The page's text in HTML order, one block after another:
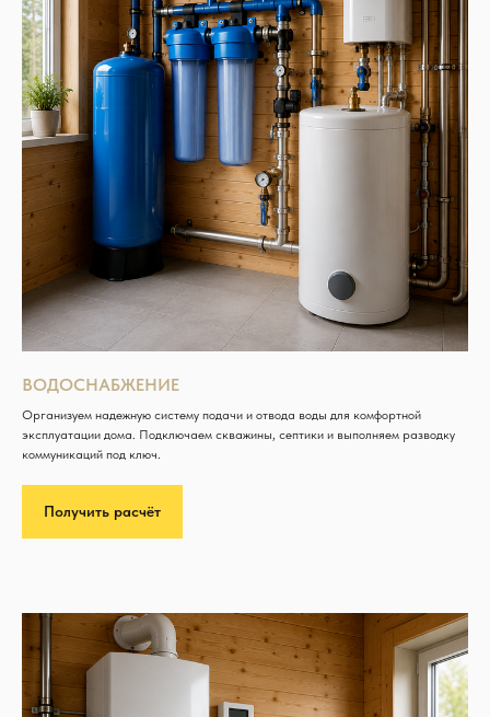
ВОДОСНАБЖЕНИЕ
Организуем надежную систему подачи и отвода воды для комфортной
эксплуатации дома. Подключаем скважины, септики и выполняем разводку
коммуникаций под ключ.
Получить расчёт